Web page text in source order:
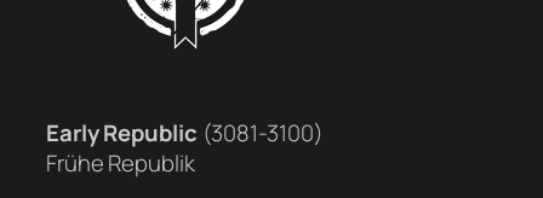
Early Republic (3081-3100)
Frühe Republik